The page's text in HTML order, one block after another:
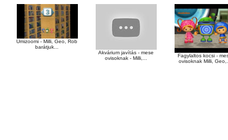
Umizoomi - Milli, Geo, Rob
barátjuk...
Akvárium javítás - mese
ovisoknak - Milli,...
Fagylaltos kocsi -
ovisoknak Milli,